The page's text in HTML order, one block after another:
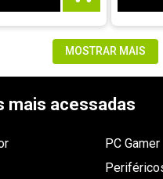
MOSTRAR MAIS
mais acessadas
PC Gamer